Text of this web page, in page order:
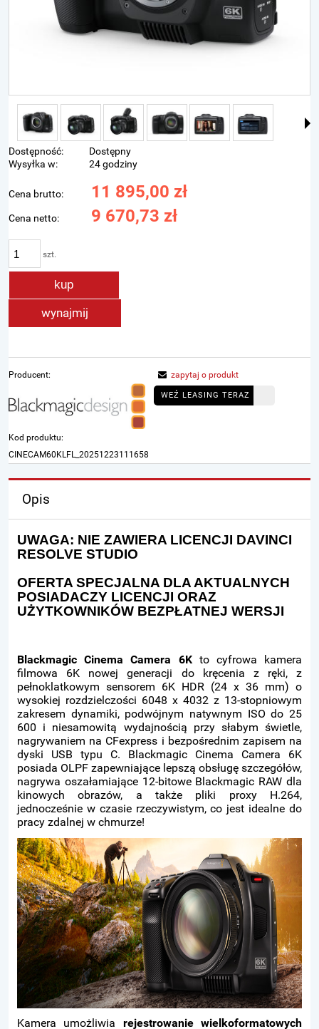
Dostępność:
Dostępny
Wysyłka w:
24 godziny
Cena brutto: 11 895,00 zł
Cena netto: 9 670,73 zł
szt.
kup
wynajmij
Producent:
Kod produktu:
CINECAM60KLFL_20251223111658
zapytaj o produkt
WEŹ LEASING TERAZ
Opis
UWAGA: NIE ZAWIERA LICENCJI DAVINCI
RESOLVE STUDIO
OFERTA SPECJALNA DLA AKTUALNYCH
POSIADACZY LICENCJI ORAZ
UŻYTKOWNIKÓW BEZPŁATNEJ WERSJI
Blackmagic Cinema Camera 6Kto cyfrowa kamera
filmowa 6K nowej generacji do kręcenia z ręki, z
pełnoklatkowym sensorem 6K HDR (24 x 36 mm) o
wysokiej rozdzielczości 6048 x 4032 z 13-stopniowym
zakresem dynamiki, podwójnym natywnym ISO do 25
600 i niesamowitą wydajnością przy słabym świetle,
nagrywaniem na CFexpress i bezpośrednim zapisem na
dyski USB typu C. Blackmagic Cinema Camera 6K
posiada OLPF zapewniające lepszą obsługę szczegółów,
nagrywa oszałamiające 12-bitowe Blackmagic RAW dla
kinowych obrazów, a także pliki proxy H.264,
jednocześnie w czasie rzeczywistym, co jest idealne do
pracy zdalnej w chmurze!
Kamera umożliwia rejestrowanie wielkoformatowych